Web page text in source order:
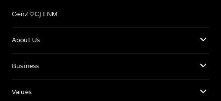
GenZ♡CJ ENM
About Us
Business
Values